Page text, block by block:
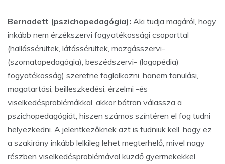
Bernadett (pszichopedagógia): Aki tudja magáról, hogy
inkább nem érzékszervi fogyatékossági csoporttal
(hallássérültek, látássérültek, mozgásszervi-
(szomatopedagógia), beszédszervi- (logopédia)
fogyatékosság) szeretne foglalkozni, hanem tanulási,
magatartási, beilleszkedési, érzelmi -és
viselkedésproblémákkal, akkor bátran válassza a
pszichopedagógiát, hiszen számos színtéren el fog tudni
helyezkedni. A jelentkezőknek azt is tudniuk kell, hogy ez
a szakirány inkább lelkileg lehet megterhelő, mivel nagy
részben viselkedésproblémával küzdő gyermekekkel,